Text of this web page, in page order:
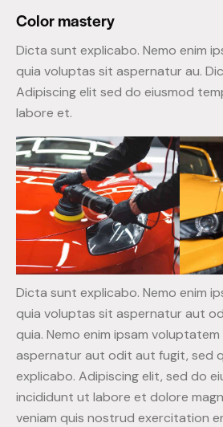
Color mastery
Dicta sunt explicabo. Nemo enim
quia voluptas sit aspernatur au.
Adipiscing elit sed do eiusmod
labore et.
Dicta sunt explicabo. Nemo enim
quia voluptas sit aspernatur aut
quia. Nemo enim ipsam
aspernatur aut odit aut fugit, sed
explicabo. Adipiscing elit, sed do
incididunt ut labore et dolore
veniam quis nostrud exercitation